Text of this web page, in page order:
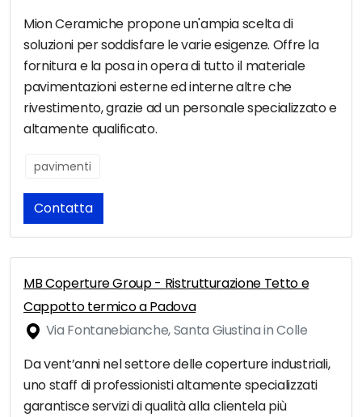
Mion Ceramiche propone un'ampia scelta di
soluzioni per soddisfare le varie esigenze. Offre la
fornitura e la posa in opera di tutto il materiale
pavimentazioni esterne ed interne altre che
rivestimento, grazie ad un personale specializzato e
altamente qualificato.
pavimenti
Contatta
MB Coperture Group - Ristrutturazione Tetto e
Cappotto termico a Padova
Via Fontanebianche, Santa Giustina in Colle
Da vent’anni nel settore delle coperture industriali,
uno staff di professionisti altamente specializzati
garantisce servizi di qualità alla clientela più